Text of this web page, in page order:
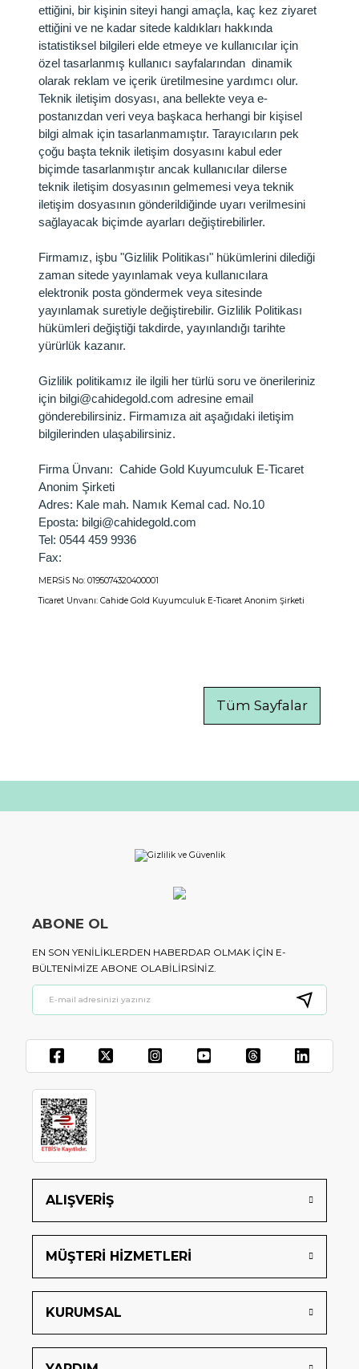
ettiğini, bir kişinin siteyi hangi amaçla, kaç kez ziyaret
ettiğini ve ne kadar sitede kaldıkları hakkında
istatistiksel bilgileri elde etmeye ve kullanıcılar için
özel tasarlanmış kullanıcı sayfalarından dinamik
olarak reklam ve içerik üretilmesine yardımcı olur.
Teknik iletişim dosyası, ana bellekte veya e-
postanızdan veri veya başkaca herhangi bir kişisel
bilgi almak için tasarlanmamıştır. Tarayıcıların pek
çoğu başta teknik iletişim dosyasını kabul eder
biçimde tasarlanmıştır ancak kullanıcılar dilerse
teknik iletişim dosyasının gelmemesi veya teknik
iletişim dosyasının gönderildiğinde uyarı verilmesini
sağlayacak biçimde ayarları değiştirebilirler.
Firmamız, işbu "Gizlilik Politikası" hükümlerini dilediği
zaman sitede yayınlamak veya kullanıcılara
elektronik posta göndermek veya sitesinde
yayınlamak suretiyle değiştirebilir. Gizlilik Politikası
hükümleri değiştiği takdirde, yayınlandığı tarihte
yürürlük kazanır.
Gizlilik politikamız ile ilgili her türlü soru ve önerileriniz
için bilgi@cahidegold.com adresine email
gönderebilirsiniz. Firmamıza ait aşağıdaki iletişim
bilgilerinden ulaşabilirsiniz.
Firma Ünvanı: Cahide Gold Kuyumculuk E-Ticaret
Anonim Şirketi
Adres: Kale mah. Namık Kemal cad. No.10
Eposta: bilgi@cahidegold.com
Tel: 0544 459 9936
Fax:
MERSİS No: 0195074320400001
Ticaret Unvanı: Cahide Gold Kuyumculuk E-Ticaret Anonim Şirketi
Tüm Sayfalar
ALIŞVERİŞ
MÜŞTERİ HİZMETLERİ
KURUMSAL
ABONE OL
EN SON YENILIKLERDEN HABERDAR OLMAK IÇIN E-
BÜLTENIMIZE ABONE OLABILIRSINIZ.